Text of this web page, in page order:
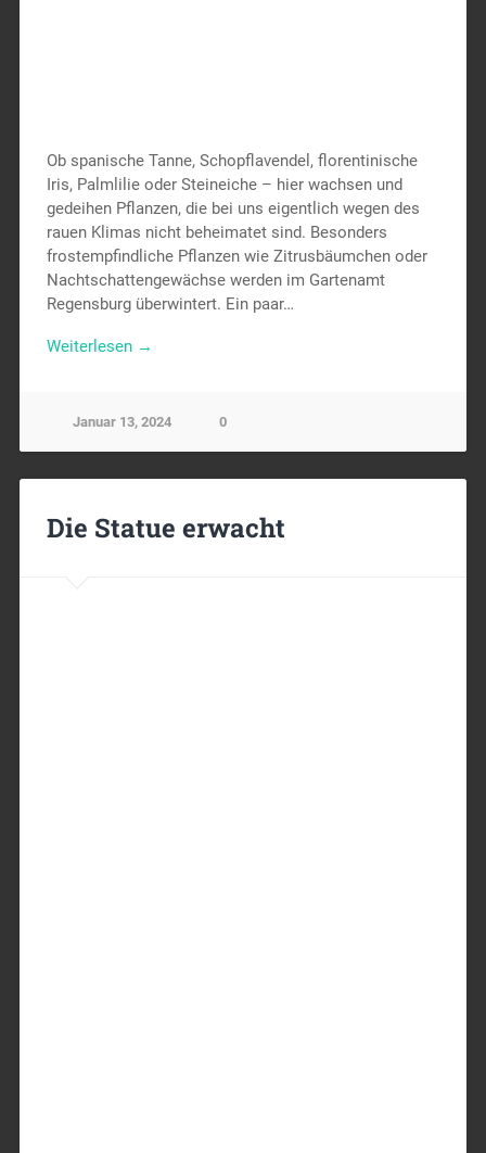
Ob spanische Tanne, Schopflavendel, florentinische
Iris, Palmlilie oder Steineiche – hier wachsen und
gedeihen Pflanzen, die bei uns eigentlich wegen des
rauen Klimas nicht beheimatet sind. Besonders
frostempfindliche Pflanzen wie Zitrusbäumchen oder
Nachtschattengewächse werden im Gartenamt
Regensburg überwintert. Ein paar…
Weiterlesen →
Januar 13, 2024 0
Die Statue erwacht